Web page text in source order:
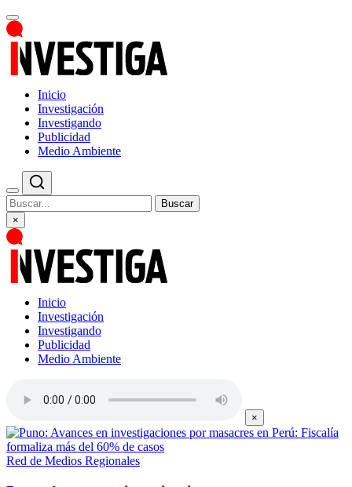
Inicio
Investigación
Investigando
Publicidad
Medio Ambiente
Buscar
×
Inicio
Investigación
Investigando
Publicidad
Medio Ambiente
×
Red de Medios Regionales